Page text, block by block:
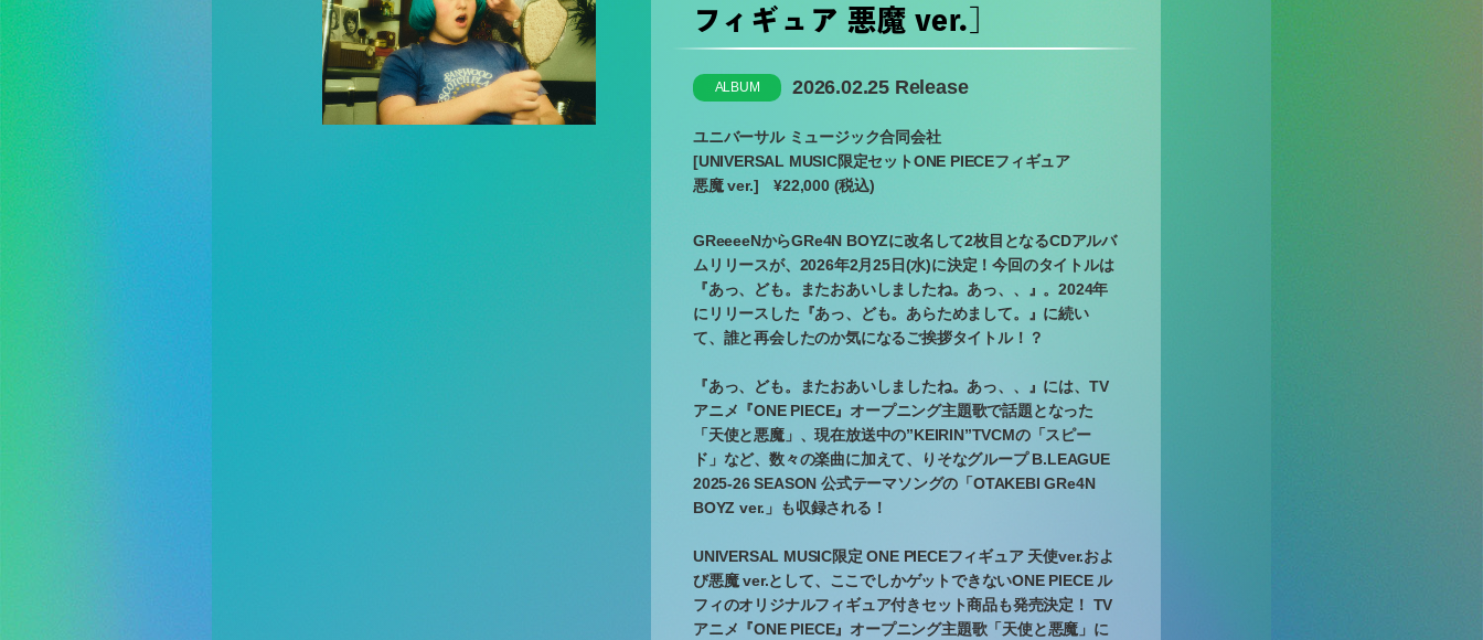
フィギュア 悪魔 ver.]
ALBUM 2026.02.25 Release
ユニバーサル ミュージック合同会社
[UNIVERSAL MUSIC限定セットONE PIECEフィギュア
悪魔 ver.] ¥22,000 (税込)
GReeeeNからGRe4N BOYZに改名して2枚目となるCDアルバ
ムリリースが、2026年2月25日(水)に決定！今回のタイトルは
『あっ、ども。またおあいしましたね。あっ、、』。2024年
にリリースした『あっ、ども。あらためまして。』に続い
て、誰と再会したのか気になるご挨拶タイトル！？
『あっ、ども。またおあいしましたね。あっ、、』には、TV
アニメ『ONE PIECE』オープニング主題歌で話題となった
「天使と悪魔」、現在放送中の”KEIRIN”TVCMの「スピー
ド」など、数々の楽曲に加えて、りそなグループ B.LEAGUE
2025-26 SEASON 公式テーマソングの「OTAKEBI GRe4N
BOYZ ver.」も収録される！
UNIVERSAL MUSIC限定 ONE PIECEフィギュア 天使ver.およ
び悪魔 ver.として、ここでしかゲットできないONE PIECE ル
フィのオリジナルフィギュア付きセット商品も発売決定！ TV
アニメ『ONE PIECE』オープニング主題歌「天使と悪魔」に